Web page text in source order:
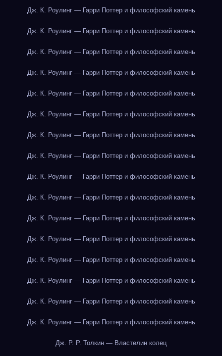
Дж. К. Роулинг — Гарри Поттер и философский камень
Дж. К. Роулинг — Гарри Поттер и философский камень
Дж. К. Роулинг — Гарри Поттер и философский камень
Дж. К. Роулинг — Гарри Поттер и философский камень
Дж. К. Роулинг — Гарри Поттер и философский камень
Дж. К. Роулинг — Гарри Поттер и философский камень
Дж. К. Роулинг — Гарри Поттер и философский камень
Дж. К. Роулинг — Гарри Поттер и философский камень
Дж. К. Роулинг — Гарри Поттер и философский камень
Дж. К. Роулинг — Гарри Поттер и философский камень
Дж. К. Роулинг — Гарри Поттер и философский камень
Дж. К. Роулинг — Гарри Поттер и философский камень
Дж. К. Роулинг — Гарри Поттер и философский камень
Дж. К. Роулинг — Гарри Поттер и философский камень
Дж. К. Роулинг — Гарри Поттер и философский камень
Дж. К. Роулинг — Гарри Поттер и философский камень
Дж. Р. Р. Толкин — Властелин колец